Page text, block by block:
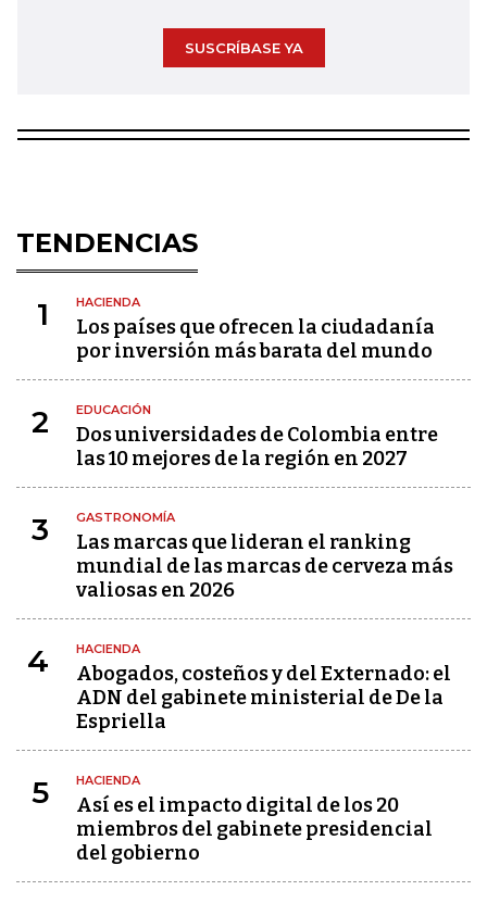
SUSCRÍBASE YA
TENDENCIAS
1 HACIENDA
Los países que ofrecen la ciudadanía
por inversión más barata del mundo
2 EDUCACIÓN
Dos universidades de Colombia entre
las 10 mejores de la región en 2027
3 GASTRONOMÍA
Las marcas que lideran el ranking
mundial de las marcas de cerveza más
valiosas en 2026
4 HACIENDA
Abogados, costeños y del Externado: el
ADN del gabinete ministerial de De la
Espriella
5 HACIENDA
Así es el impacto digital de los 20
miembros del gabinete presidencial
del gobierno